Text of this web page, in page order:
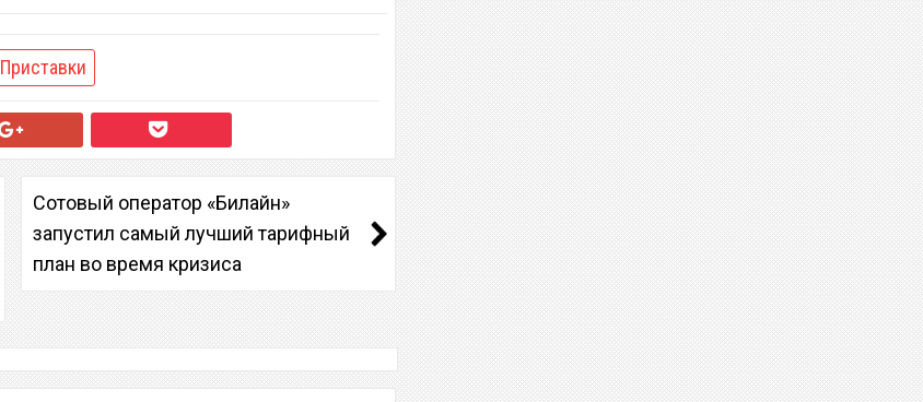
Приставки
Сотовый оператор «Билайн»
запустил самый лучший тарифный
план во время кризиса